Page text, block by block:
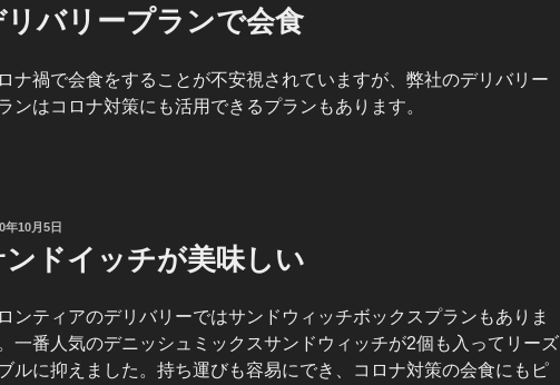
リバリープランで会食
ナ禍で会食をすることが不安視されていますが、弊社のデリバリー
ンはコロナ対策にも活用できるプランもあります。
年10月5日
ンドイッチが美味しい
ンティアのデリバリーではサンドウィッチボックスプランもありま
一番人気のデニッシュミックスサンドウィッチが2個も入ってリーズ
ルに抑えました。持ち運びも容易にでき、コロナ対策の会食にもピ